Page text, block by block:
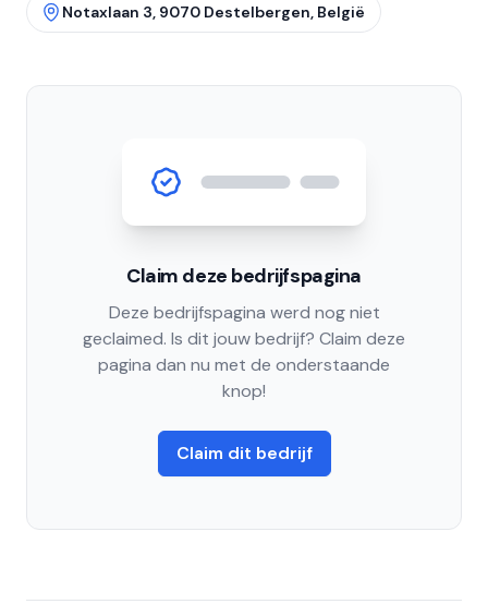
Notaxlaan 3, 9070 Destelbergen, België
Claim deze bedrijfspagina
Deze bedrijfspagina werd nog niet
geclaimed. Is dit jouw bedrijf? Claim deze
pagina dan nu met de onderstaande
knop!
Claim dit bedrijf